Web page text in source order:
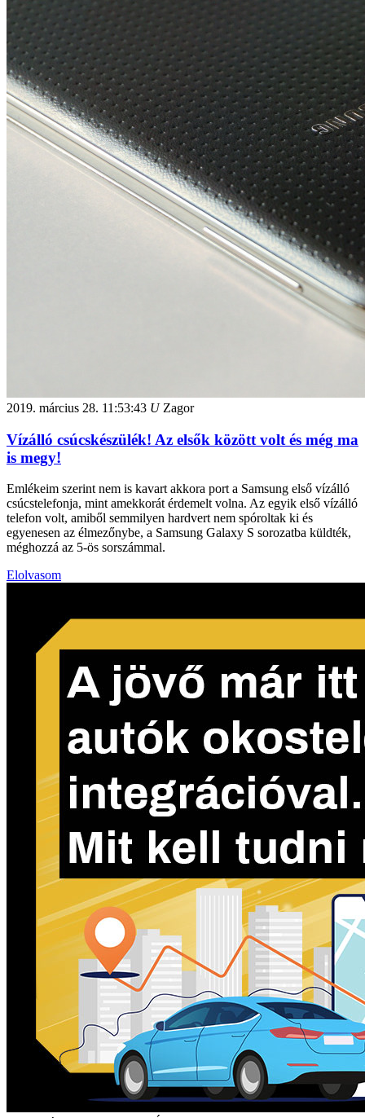
2019. március 28. 11:53:43 UZagor
Vízálló csúcskészülék! Az elsők között volt és még ma
is megy!
Emlékeim szerint nem is kavart akkora port a Samsung első vízálló
csúcstelefonja, mint amekkorát érdemelt volna. Az egyik első vízálló
telefon volt, amiből semmilyen hardvert nem spóroltak ki és
egyenesen az élmezőnybe, a Samsung Galaxy S sorozatba küldték,
méghozzá az 5-ös sorszámmal.
Elolvasom